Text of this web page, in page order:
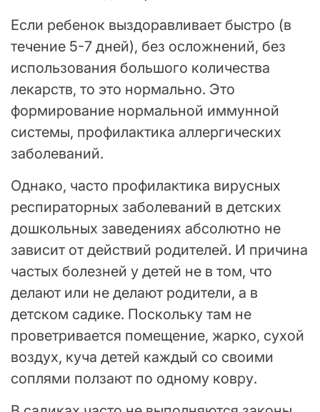
Если ребенок выздоравливает быстро (в
течение 5-7 дней), без осложнений, без
использования большого количества
лекарств, то это нормально. Это
формирование нормальной иммунной
системы, профилактика аллергических
заболеваний.
Однако, часто профилактика вирусных
респираторных заболеваний в детских
дошкольных заведениях абсолютно не
зависит от действий родителей. И причина
частых болезней у детей не в том, что
делают или не делают родители, а в
детском садике. Поскольку там не
проветривается помещение, жарко, сухой
воздух, куча детей каждый со своими
соплями ползают по одному ковру.